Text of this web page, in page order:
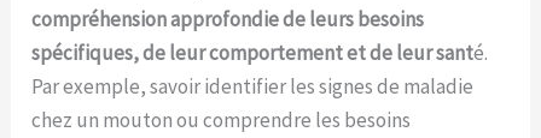
compréhension approfondie de leurs besoins
spécifiques, de leur comportement et de leur santé.
Par exemple, savoir identifier les signes de maladie
chez un mouton ou comprendre les besoins